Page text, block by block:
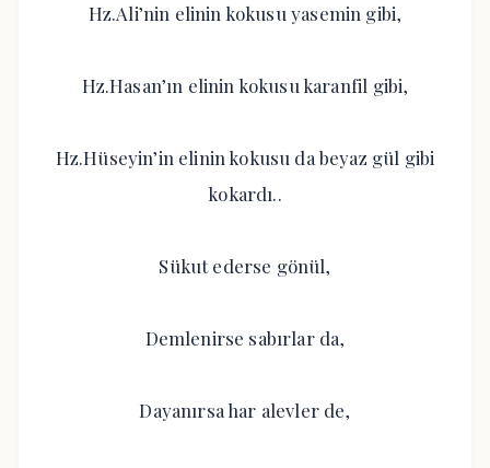
Hz.Ali’nin elinin kokusu yasemin gibi,
Hz.Hasan’ın elinin kokusu karanfil gibi,
Hz.Hüseyin’in elinin kokusu da beyaz gül gibi
kokardı..
Sükut ederse gönül,
Demlenirse sabırlar da,
Dayanırsa har alevler de,